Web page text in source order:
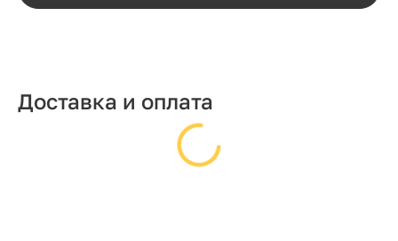
Доставка и оплата